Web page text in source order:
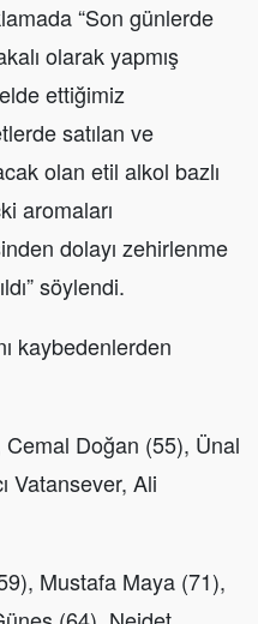
“Son günlerde
olarak yapmış
ettiğimiz
satılan ve
olan etil alkol bazlı
aromaları
dolayı zehirlenme
söylendi.
kaybedenlerden
Cemal Doğan (55), Ünal
Vatansever, Ali
Mustafa Maya (71),